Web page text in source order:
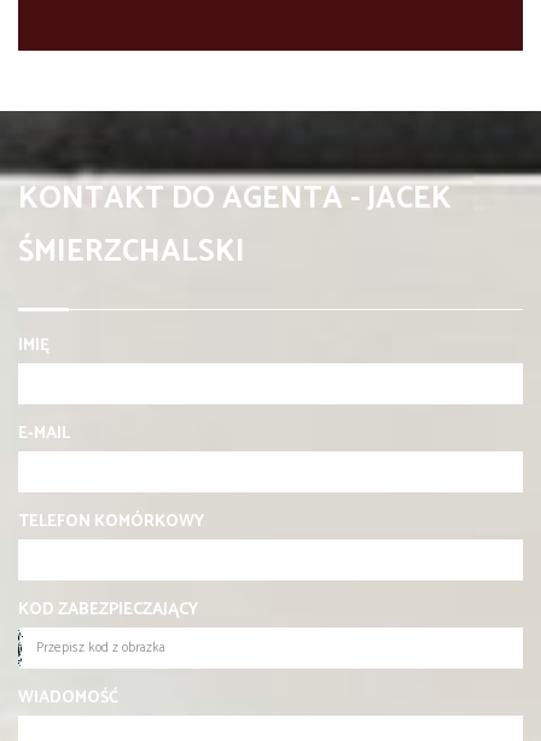
KONTAKT DO AGENTA - JACEK
ŚMIERZCHALSKI
IMIĘ
E-MAIL
TELEFON KOMÓRKOWY
KOD ZABEZPIECZAJĄCY
WIADOMOŚĆ